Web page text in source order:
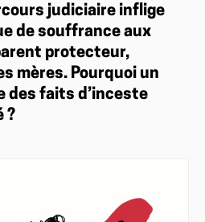
judiciaire inflige
de souffrance aux
protecteur,
mères. Pourquoi un
des faits d’inceste
?